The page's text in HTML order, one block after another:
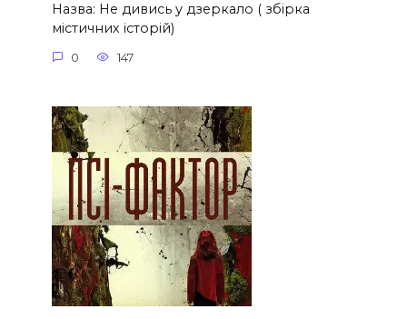
Назва: Не дивись у дзеркало ( збірка
містичних історій)
0 147